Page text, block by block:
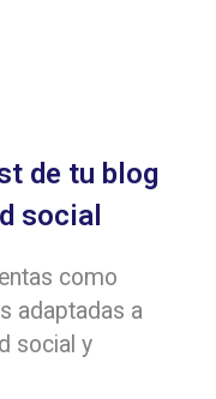
de tu blog
social
como
adaptadas a
social y